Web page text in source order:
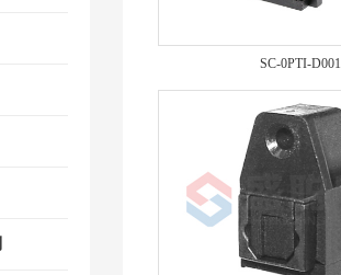
SC-0PTI-D001